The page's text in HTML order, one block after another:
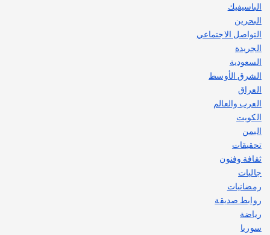
الباسيفيك
البحرين
التواصل الاجتماعي
الجريدة
السعودية
الشرق الأوسط
العراق
العرب والعالم
الكويت
اليمن
تحقيقات
ثقافة وفنون
جاليات
رمضانيات
روابط صديقة
رياضة
سوريا